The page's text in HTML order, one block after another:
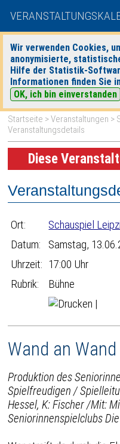
Wir verwenden Cookies,
anonymisierte,
Hilfe der Statistik-
Informationen finden Sie
OK, ich bin einverstanden
Startseite >Veranstaltungen >
Veranstaltungsdetails
Diese
Ort: Schauspiel
Datum:
Samstag,
Uhrzeit: 17:00 Uhr
Rubrik:
Bühne
|
Wand an Wand
Produktion des
Spielfreudigen /
Hessel, K: Fischer /Mit:
Seniorinnenspielclubs